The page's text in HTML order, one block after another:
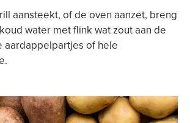
aansteekt, of de oven aanzet, breng
water met flink wat zout aan de
aardappelpartjes of hele